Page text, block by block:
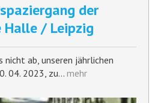
der
Halle / Leipzig
ab, unseren jährlichen
04. 2023, zu… mehr